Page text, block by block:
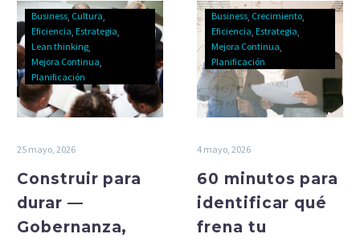
Business Cultura
Eficiencia Estrategia
Lean thinking
Mejora Continua
Planificación
25 mayo, 2026
Construir para
durar —
Gobernanza,
Business Crecimiento
Eficiencia Estrategia
Mejora Continua
Planificación
4 mayo, 2026
60 minutos para
identificar qué
frena tu